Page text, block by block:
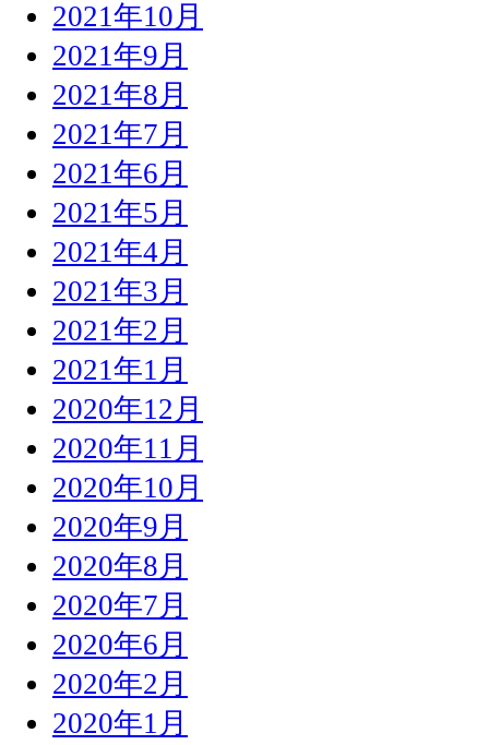
2021年10月
2021年9月
2021年8月
2021年7月
2021年6月
2021年5月
2021年4月
2021年3月
2021年2月
2021年1月
2020年12月
2020年11月
2020年10月
2020年9月
2020年8月
2020年7月
2020年6月
2020年2月
2020年1月